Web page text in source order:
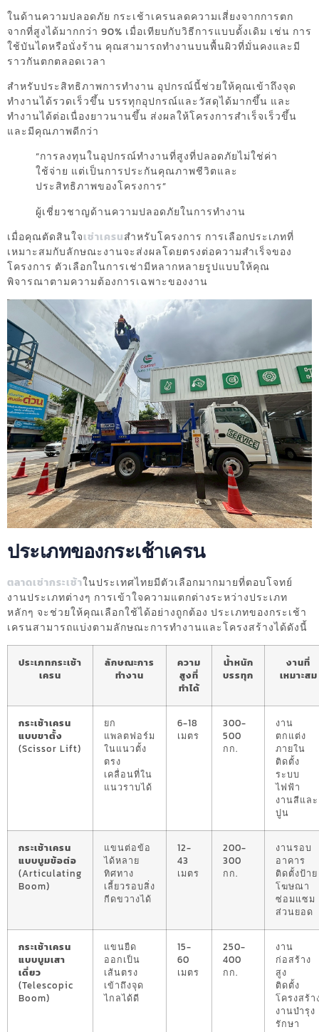
ในด้านความปลอดภัย กระเช้าเครนลดความเสี่ยงจากการตก
จากที่สูงได้มากกว่า 90% เมื่อเทียบกับวิธีการแบบดั้งเดิม เช่น การ
ใช้บันไดหรือนั่งร้าน คุณสามารถทำงานบนพื้นผิวที่มั่นคงและมี
ราวกันตกตลอดเวลา
สำหรับประสิทธิภาพการทำงาน อุปกรณ์นี้ช่วยให้คุณเข้าถึงจุด
ทำงานได้รวดเร็วขึ้น บรรทุกอุปกรณ์และวัสดุได้มากขึ้น และ
ทำงานได้ต่อเนื่องยาวนานขึ้น ส่งผลให้โครงการสำเร็จเร็วขึ้น
และมีคุณภาพดีกว่า
“การลงทุนในอุปกรณ์ทำงานที่สูงที่ปลอดภัยไม่ใช่ค่า
ใช้จ่าย แต่เป็นการประกันคุณภาพชีวิตและ
ประสิทธิภาพของโครงการ”
ผู้เชี่ยวชาญด้านความปลอดภัยในการทำงาน
เมื่อคุณตัดสินใจเช่าเครนสำหรับโครงการ การเลือกประเภทที่
เหมาะสมกับลักษณะงานจะส่งผลโดยตรงต่อความสำเร็จของ
โครงการ ตัวเลือกในการเช่ามีหลากหลายรูปแบบให้คุณ
พิจารณาตามความต้องการเฉพาะของงาน
ประเภทของกระเช้าเครน
ตลาดเช่ากระเช้าในประเทศไทยมีตัวเลือกมากมายที่ตอบโจทย์
งานประเภทต่างๆ การเข้าใจความแตกต่างระหว่างประเภท
หลักๆ จะช่วยให้คุณเลือกใช้ได้อย่างถูกต้อง ประเภทของกระเช้า
เครนสามารถแบ่งตามลักษณะการทำงานและโครงสร้างได้ดังนี้
ประเภทกระเช้า
เครน
ลักษณะการ
ทำงาน
ความ
สูงที่
ทำได้
น้ำหนัก
บรรทุก
งานที่
เหมาะสม
กระเช้าเครน
แบบขาตั้ง
(Scissor Lift)
ยก
แพลตฟอร์ม
ในแนวตั้ง
ตรง
เคลื่อนที่ใน
แนวราบได้
6-18
เมตร
300-
500
กก.
งาน
ตกแต่ง
ภายใน
ติดตั้ง
ระบบ
ไฟฟ้า
งานสีและ
ปูน
กระเช้าเครน
แบบบูมข้อต่อ
(Articulating
Boom)
แขนต่อข้อ
ได้หลาย
ทิศทาง
เลี้ยวรอบสิ่ง
กีดขวางได้
12-
43
เมตร
200-
300
กก.
งานรอบ
อาคาร
ติดตั้งป้าย
โฆษณา
ซ่อมแซม
ส่วนยอด
กระเช้าเครน
แบบบูมเสา
เดี่ยว
(Telescopic
Boom)
แขนยืด
ออกเป็น
เส้นตรง
เข้าถึงจุด
ไกลได้ดี
15-
60
เมตร
250-
400
กก.
งาน
ก่อสร้าง
สูง
ติดตั้ง
โครงสร้า
งานบำรุง
รักษา